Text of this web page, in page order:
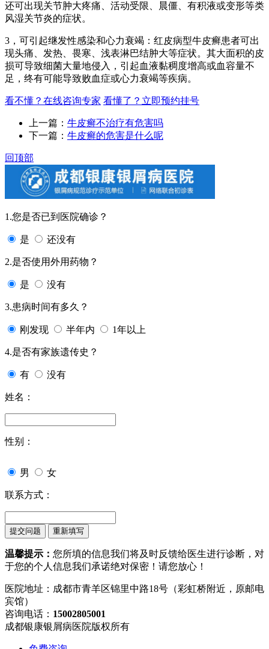
还可出现关节肿大疼痛、活动受限、晨僵、有积液或变形等类
风湿关节炎的症状。
3，可引起继发性感染和心力衰竭：红皮病型牛皮癣患者可出
现头痛、发热、畏寒、浅表淋巴结肿大等症状。其大面积的皮
损可导致细菌大量地侵入，引起血液黏稠度增高或血容量不
足，终有可能导致败血症或心力衰竭等疾病。
看不懂？在线咨询专家 看懂了？立即预约挂号
上一篇： 牛皮癣不治疗有危害吗
下一篇： 牛皮癣的危害是什么呢
回顶部
1.您是否已到医院确诊？
是 还没有
2.是否使用外用药物？
是 没有
3.患病时间有多久？
刚发现 半年内 1年以上
4.是否有家族遗传史？
有 没有
姓名：
性别：
男 女
联系方式：
温馨提示： 您所填的信息我们将及时反馈给医生进行诊断，对
于您的个人信息我们承诺绝对保密！请您放心！
医院地址：成都市青羊区锦里中路18号（彩虹桥附近，原邮电
宾馆）
咨询电话： 15002805001
成都银康银屑病医院版权所有